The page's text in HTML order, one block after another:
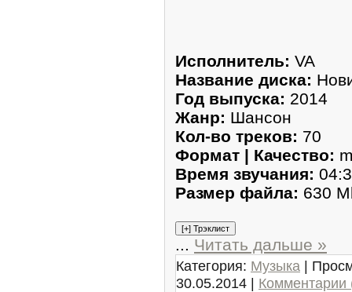
Исполнитель: VA
Название диска:
Год выпуска: 2014
Жанр: Шансон
Кол-во треков: 70
Формат | Качество:
Время звучания:
Размер файла: 630
... Читать дальше »
Категория: Музыка |
30.05.2014 | Комментарии